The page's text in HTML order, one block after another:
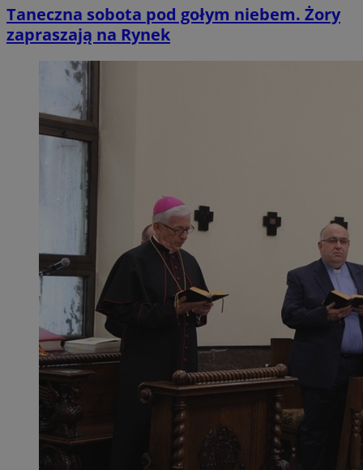
Taneczna sobota pod gołym niebem. Żory
zapraszają na Rynek